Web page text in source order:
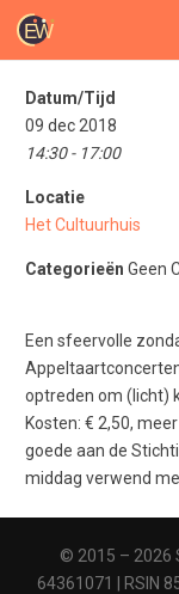
Datum/Tijd
09 dec 2018
14:30 - 17:00
Locatie
Het Cultuurhuis
Categorieën Geen
Een sfeervolle
optreden om (licht)
Kosten: € 2,50,
goede aan de
middag verwend
© 2015 – 2026
64361071 | RSIN